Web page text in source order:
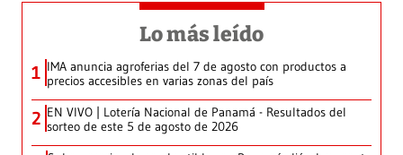
Lo más leído
1 IMA anuncia agroferias del 7 de agosto con productos a
precios accesibles en varias zonas del país
2 EN VIVO | Lotería Nacional de Panamá - Resultados del
sorteo de este 5 de agosto de 2026